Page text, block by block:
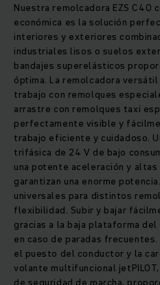
Nuestra remolcadora EZS
económica es la solución
interiores y exteriores
industriales lisos o suelos
bandajes superelásticos
óptima. La remolcadora
trabajo con remolques
arrastre con remolques taxi
perfectamente visible y
trabajo eficiente y cuidadoso.
trifásica de 24 V de bajo
una potente aceleración y
garantizan una enorme
universales para distintos
flexibilidad. Subir y bajar
gracias a la baja plataforma
en caso de paradas
el puesto del conductor y la
volante multifuncional